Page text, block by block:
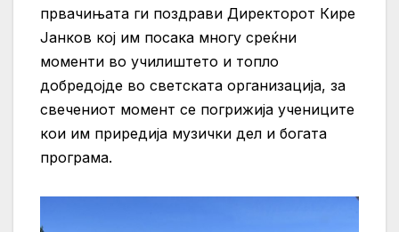
првачињата ги поздрави Директорот Кире
Јанков кој им посака многу среќни
моменти во училиштето и топло
добредојде во светската организација, за
свечениот момент се погрижија учениците
кои им приредија музички дел и богата
програма.